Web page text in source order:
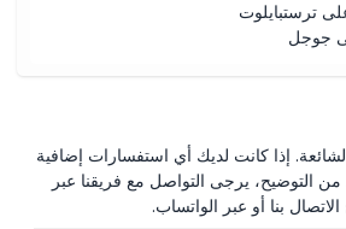
إذا كانت لديك أي استفسارات إضافية
التوضيح، يرجى التواصل مع فريقنا عبر
بنا أو عبر الواتساب.